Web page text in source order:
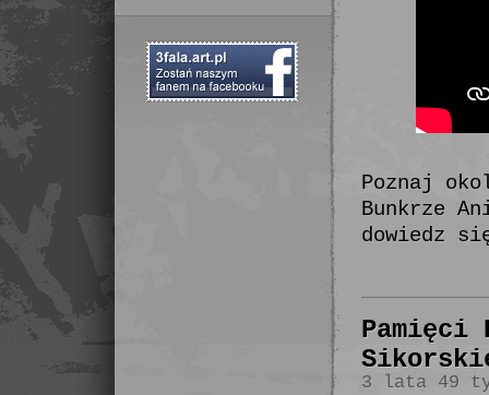
Poznaj
Bunkrze
dowiedz
Pamięci
3 lata 49